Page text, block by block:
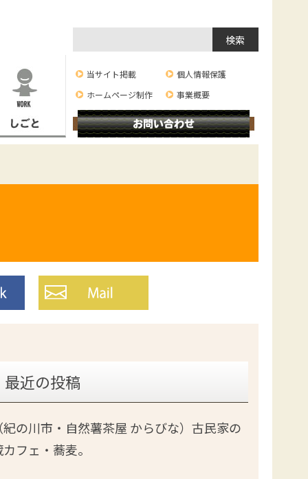
検
当サイト掲載
個人情報保護
ホームページ制作
事業概要
最近の投稿
紀の川市・自然薯茶屋 からびな）古民家の
フェ・蕎麦。